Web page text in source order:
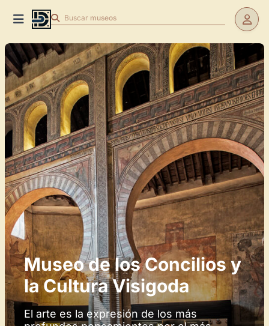
Buscar museos
Museo de los Concilios y
la Cultura Visigoda
El arte es la expresión de los más